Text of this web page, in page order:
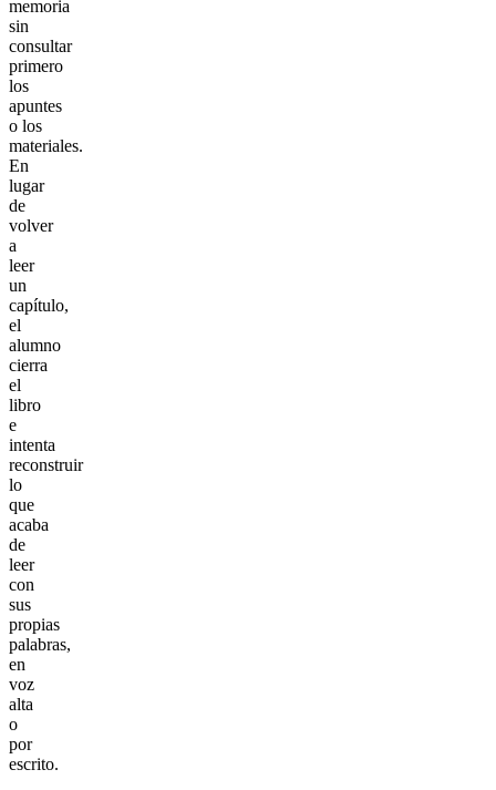
memoria
sin
consultar
primero
los
apuntes
o los
materiales.
En
lugar
de
volver
a
leer
un
capítulo,
el
alumno
cierra
el
libro
e
intenta
reconstruir
lo
que
acaba
de
leer
con
sus
propias
palabras,
en
voz
alta
o
por
escrito.